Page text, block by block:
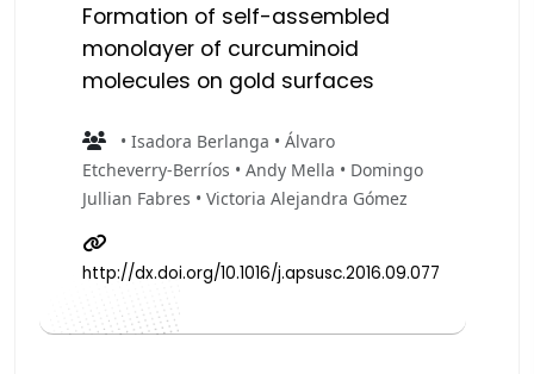
Formation of self-assembled
monolayer of curcuminoid
molecules on gold surfaces
• Isadora Berlanga • Álvaro
Etcheverry-Berríos • Andy Mella • Domingo
Jullian Fabres • Victoria Alejandra Gómez
http://dx.doi.org/10.1016/j.apsusc.2016.09.077